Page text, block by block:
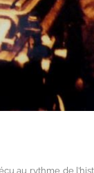
au rythme de